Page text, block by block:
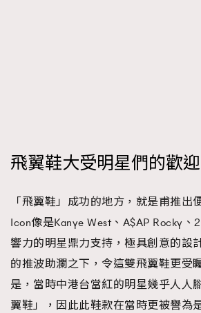
飛翼鞋大受明星們的歡迎
「飛翼鞋」成功的地方，就是甫推出
Icon像是Kanye West、A$AP Rocky、
響力的明星鼎力支持，極具創意的設
的推波助瀾之下，令這雙飛翼鞋更受
是，當時中港台當紅的明星幾乎人人
翼鞋」，因此此鞋款在當時更被譽為